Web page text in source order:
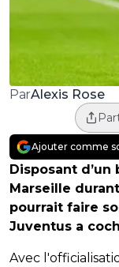
ParAlexis Rose
Ajouter comme
Disposant
Marseille
pourrait faire
Juventus a
Avec